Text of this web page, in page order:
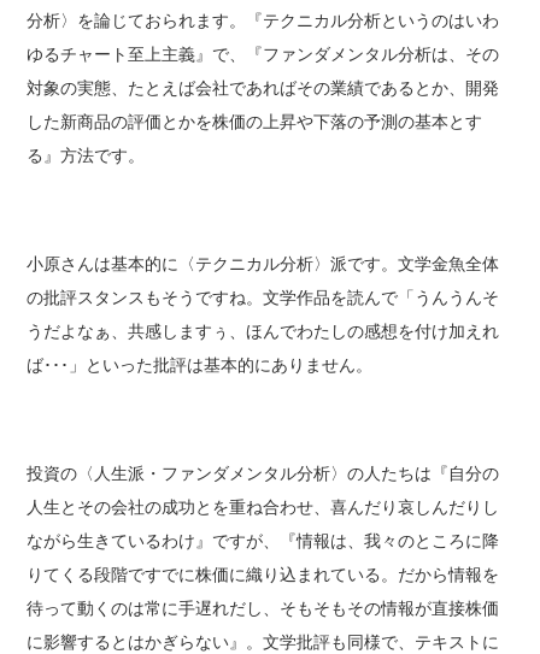
分析〉を論じておられます。『テクニカル分析というのはいわ
ゆるチャート至上主義』で、『ファンダメンタル分析は、その
対象の実態、たとえば会社であればその業績であるとか、開発
した新商品の評価とかを株価の上昇や下落の予測の基本とす
る』方法です。
小原さんは基本的に〈テクニカル分析〉派です。文学金魚全体
の批評スタンスもそうですね。文学作品を読んで「うんうんそ
うだよなぁ、共感しますぅ、ほんでわたしの感想を付け加えれ
ば･･･」といった批評は基本的にありません。
投資の〈人生派・ファンダメンタル分析〉の人たちは『自分の
人生とその会社の成功とを重ね合わせ、喜んだり哀しんだりし
ながら生きているわけ』ですが、『情報は、我々のところに降
りてくる段階ですでに株価に織り込まれている。だから情報を
待って動くのは常に手遅れだし、そもそもその情報が直接株価
に影響するとはかぎらない』。文学批評も同様で、テキストに